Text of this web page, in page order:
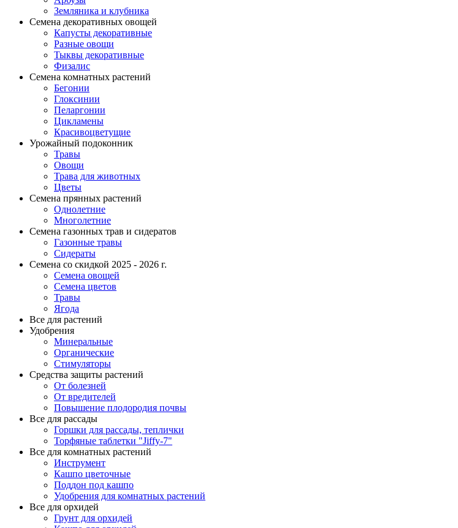
Земляника и клубника
Семена декоративных овощей
Капусты декоративные
Разные овощи
Тыквы декоративные
Физалис
Семена комнатных растений
Бегонии
Глоксинии
Пеларгонии
Цикламены
Красивоцветущие
Урожайный подоконник
Травы
Овощи
Трава для животных
Цветы
Семена прянных растений
Однолетние
Многолетние
Семена газонных трав и сидератов
Газонные травы
Сидераты
Семена со скидкой 2025 - 2026 г.
Семена овощей
Семена цветов
Травы
Ягода
Все для растений
Удобрения
Минеральные
Органические
Стимуляторы
Средства защиты растений
От болезней
От вредителей
Повышение плодородия почвы
Все для рассады
Горшки для рассады, теплички
Торфяные таблетки "Jiffy-7"
Все для комнатных растений
Инструмент
Кашпо цветочные
Поддон под кашпо
Удобрения для комнатных растений
Все для орхидей
Грунт для орхидей